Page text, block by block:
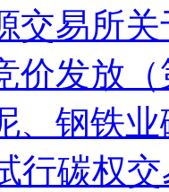
交易所
价发放
、钢铁
行碳权